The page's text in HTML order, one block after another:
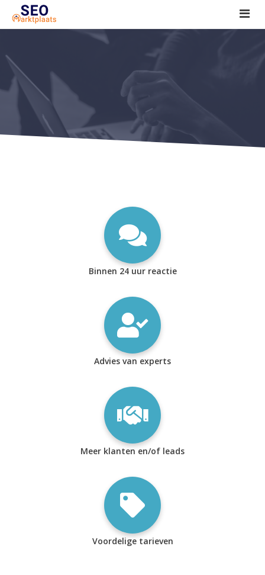
SEO tools reviews
Marketeer bij jou in de buurt?
Offerte
1. Seo voor beginners +
2. Onderzoeken +
Binnen 24 uur reactie
Advies van experts
Meer klanten en/of leads
Voordelige tarieven